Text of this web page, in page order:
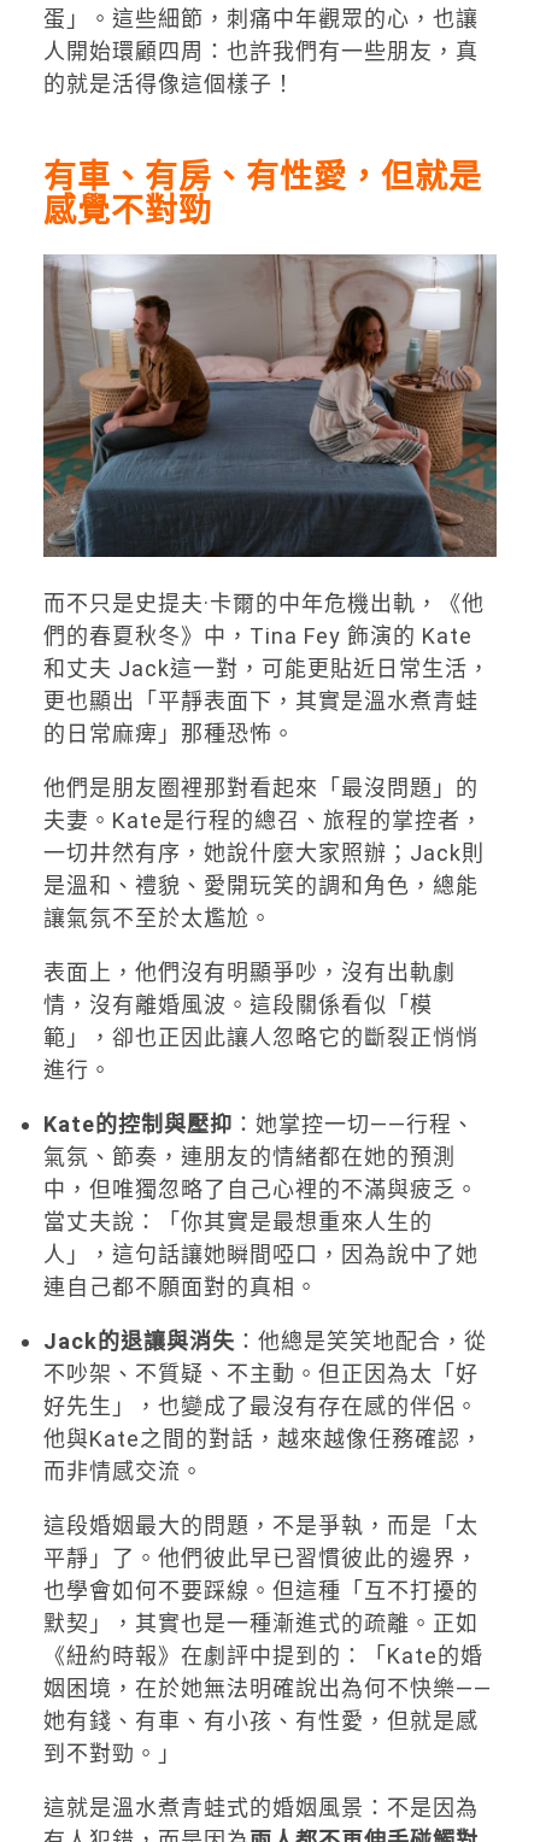
蛋」。這些細節，刺痛中年觀眾的心，也讓
人開始環顧四周：也許我們有一些朋友，真
的就是活得像這個樣子！
有車、有房、有性愛，但就是
感覺不對勁
而不只是史提夫·卡爾的中年危機出軌，《他
們的春夏秋冬》中，Tina Fey 飾演的 Kate
和丈夫 Jack這一對，可能更貼近日常生活，
更也顯出「平靜表面下，其實是溫水煮青蛙
的日常麻痺」那種恐怖。
他們是朋友圈裡那對看起來「最沒問題」的
夫妻。Kate是行程的總召、旅程的掌控者，
一切井然有序，她說什麼大家照辦；Jack則
是溫和、禮貌、愛開玩笑的調和角色，總能
讓氣氛不至於太尷尬。
表面上，他們沒有明顯爭吵，沒有出軌劇
情，沒有離婚風波。這段關係看似「模
範」，卻也正因此讓人忽略它的斷裂正悄悄
進行。
Kate的控制與壓抑 ：她掌控一切——行程、
氣氛、節奏，連朋友的情緒都在她的預測
中，但唯獨忽略了自己心裡的不滿與疲乏。
當丈夫說：「你其實是最想重來人生的
人」，這句話讓她瞬間啞口，因為說中了她
連自己都不願面對的真相。
Jack的退讓與消失 ：他總是笑笑地配合，從
不吵架、不質疑、不主動。但正因為太「好
好先生」，也變成了最沒有存在感的伴侶。
他與Kate之間的對話，越來越像任務確認，
而非情感交流。
這段婚姻最大的問題，不是爭執，而是「太
平靜」了。他們彼此早已習慣彼此的邊界，
也學會如何不要踩線。但這種「互不打擾的
默契」，其實也是一種漸進式的疏離。正如
《紐約時報》在劇評中提到的：「Kate的婚
姻困境，在於她無法明確說出為何不快樂——
她有錢、有車、有小孩、有性愛，但就是感
到不對勁。」
這就是溫水煮青蛙式的婚姻風景：不是因為